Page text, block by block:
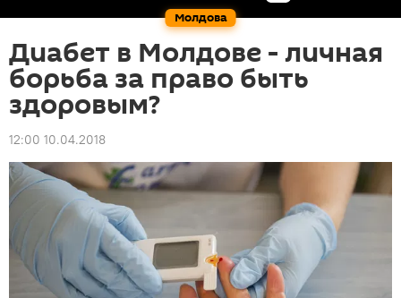
Молдова
Диабет в Молдове - личная
борьба за право быть
здоровым?
12:00 10.04.2018